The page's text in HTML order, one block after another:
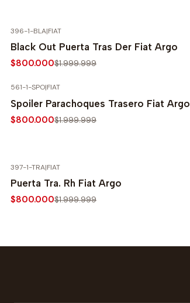
396-1-BLA|FIAT
Black Out Puerta Tras Der Fiat Argo
$800.000$1.999.999
561-1-SPO|FIAT
Spoiler Parachoques Trasero Fiat Argo
$800.000$1.999.999
397-1-TRA|FIAT
Puerta Tra. Rh Fiat Argo
$800.000$1.999.999